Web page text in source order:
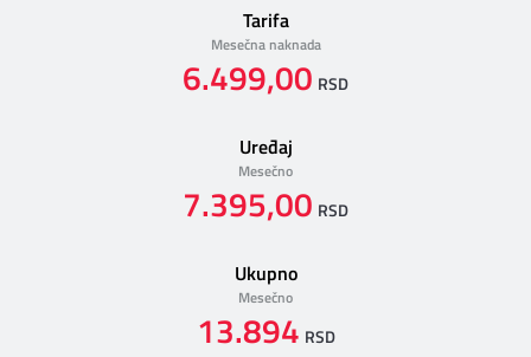
Tarifa
Mesečna naknada
6.499,00 RSD
Uređaj
Mesečno
7.395,00 RSD
Ukupno
Mesečno
13.894 RSD